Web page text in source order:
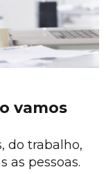
vamos
do trabalho,
as pessoas.